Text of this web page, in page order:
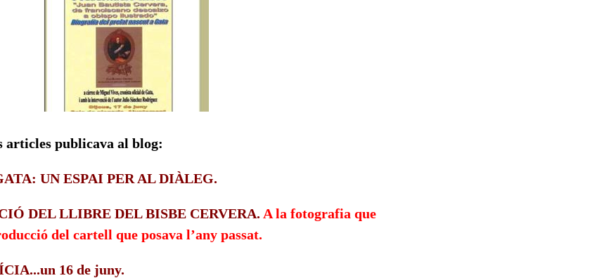
articles publicava al blog:
UN ESPAI PER AL DIÀLEG.
DEL LLIBRE DEL BISBE CERVERA. A la fotografia que
del cartell que posava l’any passat.
16 de juny.